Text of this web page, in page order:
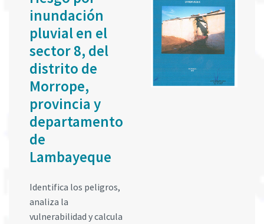
inundación
pluvial en el
sector 8, del
distrito de
Morrope,
provincia y
departamento
de
Lambayeque
Identifica los peligros,
analiza la
vulnerabilidad y calcula